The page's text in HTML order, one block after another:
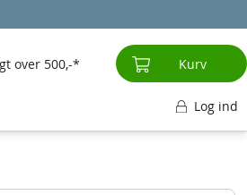
over 500,- Kurv
Log ind